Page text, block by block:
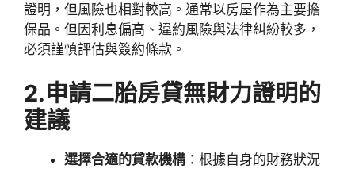
證明，但風險也相對較高。通常以房屋作為主要擔
保品。但因利息偏高、違約風險與法律糾紛較多，
必須謹慎評估與簽約條款。
2.申請二胎房貸無財力證明的
建議
選擇合適的貸款機構：根據自身的財務狀況